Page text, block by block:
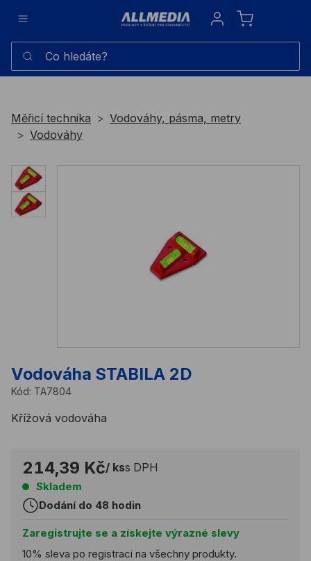
Sign in
Co hledáte?
Měřicí technika
Vodováhy, pásma, metry
Vodováhy
Vodováha STABILA 2D
Kód: TA7804
Křížová vodováha
214,39 Kč/ kss DPH
Skladem
Dodání do 48 hodin
Zaregistrujte se a získejte výrazné slevy
10% sleva po registraci na všechny produkty.